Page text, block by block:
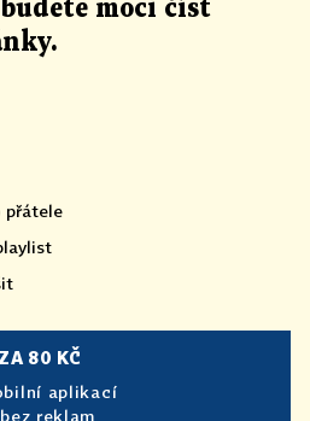
moci číst
.
přátele
ZA 80 KČ
aplikací
reklam